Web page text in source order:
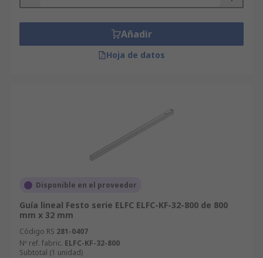
Añadir
Hoja de datos
Disponible en el proveedor
Guía lineal Festo serie ELFC ELFC-KF-32-800 de 800
mm x 32 mm
Código RS 281-0407
Nº ref. fabric. ELFC-KF-32-800
Subtotal (1 unidad)